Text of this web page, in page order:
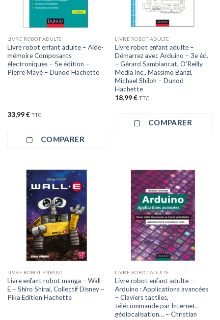
LIVRE ROBOT ADULTE
Livre robot enfant adulte – Aide-
mémoire Composants
électroniques – 5e édition –
Pierre Mayé – Dunod Hachette
33,99€ TTC
COMPARER
LIVRE ROBOT ADULTE
Livre robot enfant adulte –
Démarrez avec Arduino – 3e éd.
– Gérard Samblancat, O’Reilly
Media Inc., Massimo Banzi,
Michael Shiloh – Dunod
Hachette
18,99€ TTC
COMPARER
LIVRE ROBOT ENFANT
Livre enfant robot manga – Wall-
E – Shiro Shirai, Collectif Disney –
Pika Edition Hachette
LIVRE ROBOT ADULTE
Livre robot enfant adulte –
Arduino : Applications avancées
– Claviers tactiles,
télécommande par Internet,
géolocalisation… – Christian